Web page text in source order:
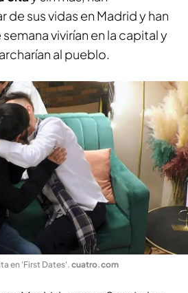
de sus vidas en Madrid y han
vivirían en la capital y
al pueblo.
en 'First Dates'. cuatro.com